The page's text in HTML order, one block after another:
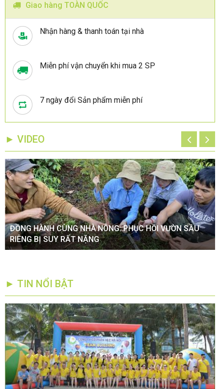
Giao hàng TOÀN QUỐC
Nhận hàng & thanh toán tại nhà
Miễn phí vận chuyển khi mua 2 SP
7 ngày đổi Sản phẩm miễn phí
► VIDEO
ĐỒNG HÀNH CÙNG NHÀ NÔNG: PHỤC HỒI VƯỜN SẦU
RIÊNG BỊ SUY RẤT NẶNG
► TIN NỔI BẬT